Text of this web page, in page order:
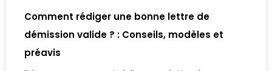
Comment rédiger une bonne lettre de
démission valide ? : Conseils, modèles et
préavis